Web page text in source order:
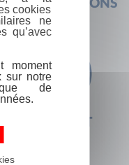
AUX QUESTIONS
CONTACT
cookies
ne
qu’avec
moment
sur notre
de